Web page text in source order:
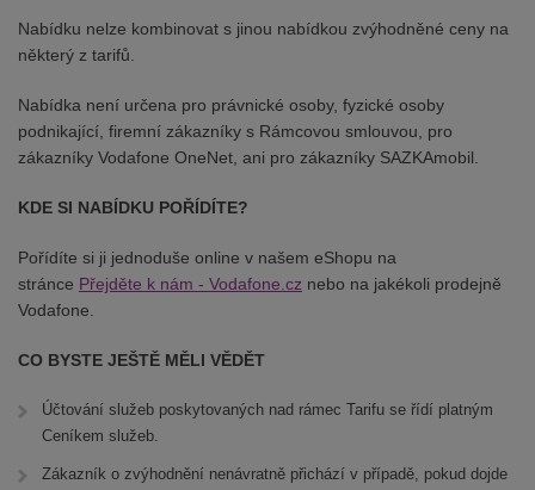
Nabídku nelze kombinovat s jinou nabídkou zvýhodněné ceny na
některý z tarifů.
Nabídka není určena pro právnické osoby, fyzické osoby
podnikající, firemní zákazníky s Rámcovou smlouvou, pro
zákazníky Vodafone OneNet, ani pro zákazníky SAZKAmobil.
KDE SI NABÍDKU POŘÍDÍTE?
Pořídíte si ji jednoduše online v našem eShopu na
stránce Přejděte k nám - Vodafone.cz nebo na jakékoli prodejně
Vodafone.
CO BYSTE JEŠTĚ MĚLI VĚDĚT
Účtování služeb poskytovaných nad rámec Tarifu se řídí platným
Ceníkem služeb.
Zákazník o zvýhodnění nenávratně přichází v případě, pokud dojde